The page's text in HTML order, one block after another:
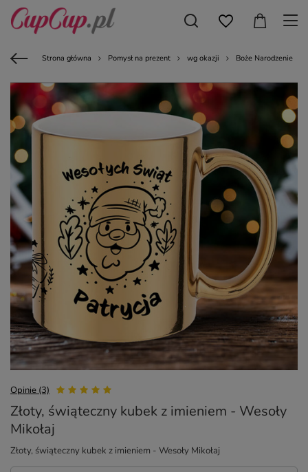
Strona główna Pomysł na prezent wg okazji Boże Narodzenie
Opinie (3)
Złoty, świąteczny kubek z imieniem - Wesoły
Mikołaj
Złoty, świąteczny kubek z imieniem - Wesoły Mikołaj